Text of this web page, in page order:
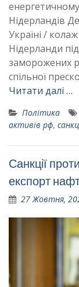
Нідерландів
Україні /
Нідерланди
заморожених
спільної
Читати далі …
Політика
активів рф,
Санкції
експорт
27 Жовтня,